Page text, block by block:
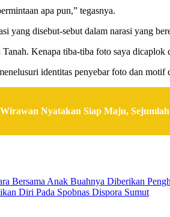
apa pun,” tegasnya.
yang disebut-sebut dalam narasi yang
Kenapa tiba-tiba foto saya
identitas penyebar foto dan motif
Nyatakan Siap Maju,
Bersama Anak Buahnya Diberikan
Diri Pada Spobnas Dispora Sumut